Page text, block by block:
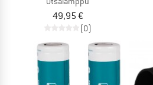
49,95 €
(0)